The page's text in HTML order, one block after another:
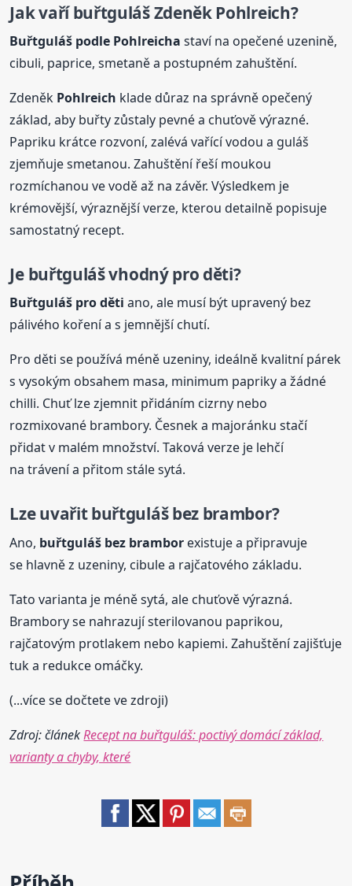
Jak vaříbuřtgulášZdeněkPohlreich?
Buřtguláš podle Pohlreicha staví na opečené uzenině,
cibuli, paprice, smetaně a postupném zahuštění.
Zdeněk Pohlreich klade důraz na správně opečený
základ, aby buřty zůstaly pevné a chuťově výrazné.
Papriku krátce rozvoní, zalévá vařící vodou a guláš
zjemňuje smetanou. Zahuštění řeší moukou
rozmíchanou ve vodě až na závěr. Výsledkem je
krémovější, výraznější verze, kterou detailně popisuje
samostatný recept.
Je buřtgulášvhodný pro děti?
Buřtguláš pro děti ano, ale musí být upravený bez
pálivého koření a s jemnější chutí.
Pro děti se používá méně uzeniny, ideálně kvalitní párek
s vysokým obsahem masa, minimum papriky a žádné
chilli. Chuť lze zjemnit přidáním cizrny nebo
rozmixované brambory. Česnek a majoránku stačí
přidat v malém množství. Taková verze je lehčí
na trávení a přitom stále sytá.
Lze uvařitbuřtgulášbez brambor?
Ano, buřtguláš bez brambor existuje a připravuje
se hlavně z uzeniny, cibule a rajčatového základu.
Tato varianta je méně sytá, ale chuťově výrazná.
Brambory se nahrazují sterilovanou paprikou,
rajčatovým protlakem nebo kapiemi. Zahuštění zajišťuje
tuk a redukce omáčky.
(...více se dočtete ve zdroji)
Zdroj: článekRecept na buřtguláš: poctivý domácí základ,
varianty a chyby, které